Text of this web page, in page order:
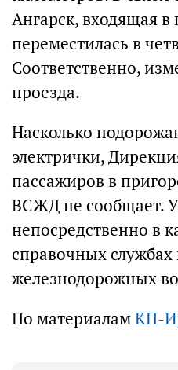
Ангарск, входящая в
переместилась в
Соответственно,
проезда.
Насколько
электрички,
пассажиров в
ВСЖД не сообщает.
непосредственно в
справочных службах
железнодорожных
По материаламКП-